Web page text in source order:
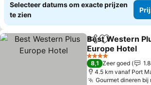
Selecteer datums om exacte prijzen
te zien
DelenToevoegen
Best Western
Europe Hotel
Prijzen bekijken
4 Sterren
8,1 Zeer goed
4.5 km vanaf Port
Gourmet dineren bij